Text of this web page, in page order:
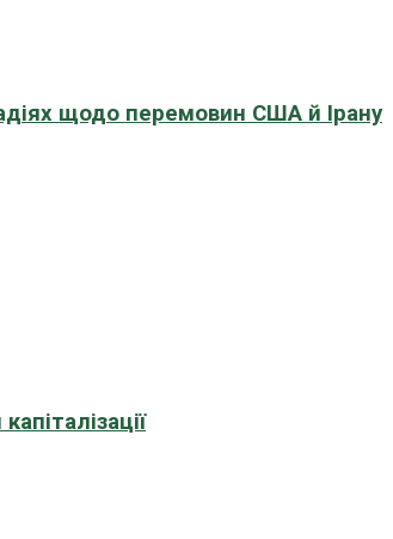
щодо перемовин США й Ірану